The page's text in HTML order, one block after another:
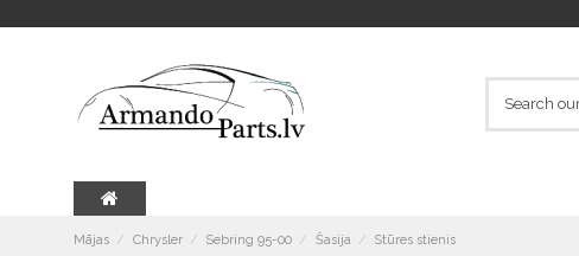
Mājas Chrysler Sebring 95-00 Šasija Stūres stienis